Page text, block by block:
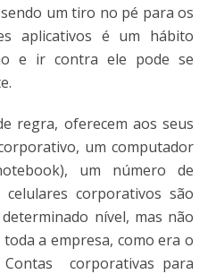
um tiro no pé para os
aplicativos é um hábito
e ir contra ele pode se
regra, oferecem aos seus
um computador
um número de
corporativos são
nível, mas não
a empresa, como era o
Contas corporativas para